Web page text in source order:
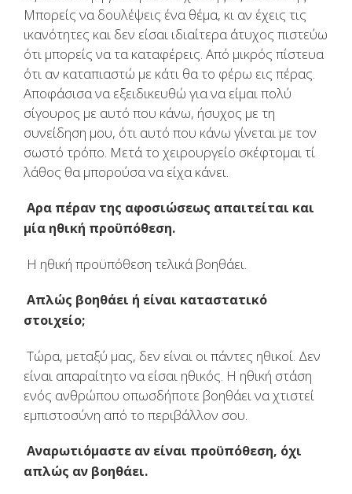
Μπορείς να δουλέψεις ένα θέμα, κι αν έχεις τις
ικανότητες και δεν είσαι ιδιαίτερα άτυχος πιστεύω
ότι μπορείς να τα καταφέρεις. Από μικρός πίστευα
ότι αν καταπιαστώ με κάτι θα το φέρω εις πέρας.
Αποφάσισα να εξειδικευθώ για να είμαι πολύ
σίγουρος με αυτό που κάνω, ήσυχος με τη
συνείδηση μου, ότι αυτό που κάνω γίνεται με τον
σωστό τρόπο. Μετά το χειρουργείο σκέφτομαι τί
λάθος θα μπορούσα να είχα κάνει.
Αρα πέραν της αφοσιώσεως απαιτείται και
μία ηθική προϋπόθεση.
Η ηθική προϋπόθεση τελικά βοηθάει.
Απλώς βοηθάει ή είναι καταστατικό
στοιχείο;
Τώρα, μεταξύ μας, δεν είναι οι πάντες ηθικοί. Δεν
είναι απαραίτητο να είσαι ηθικός. Η ηθική στάση
ενός ανθρώπου οπωσδήποτε βοηθάει να χτιστεί
εμπιστοσύνη από το περιβάλλον σου.
Αναρωτιόμαστε αν είναι προϋπόθεση, όχι
απλώς αν βοηθάει.